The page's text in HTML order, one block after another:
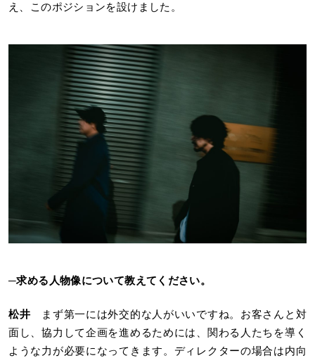
え、このポジションを設けました。
─求める人物像について教えてください。
松井 まず第一には外交的な人がいいですね。お客さんと対
面し、協力して企画を進めるためには、関わる人たちを導く
ような力が必要になってきます。ディレクターの場合は内向